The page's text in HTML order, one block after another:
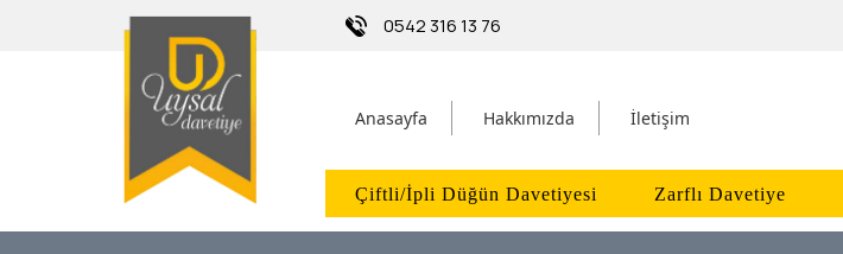
Anasayfa Hakkımızda İletişim
0542 316 13 76
Çiftli/İpli Düğün Davetiyesi Zarflı Davetiye